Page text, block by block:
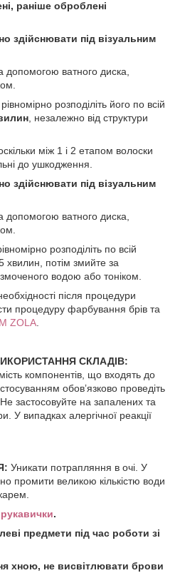
раніше оброблені
здійснювати під візуальним
допомогою ватного диска,
рівномірно розподіліть його по всій
, незалежно від структури
між 1 і 2 етапом волоски
до ушкодження.
здійснювати під візуальним
допомогою ватного диска,
розподіліть по всій
хвилин, потім змийте за
водою або тоніком.
після процедури
процедуру фарбування брів та
ZOLA.
СКЛАДІВ:
компонентів, що входять до
обовʼязково проведіть
застосовуйте на запалених та
У випадках алергічної реакції
Уникати потрапляння в очі. У
промити великою кількістю води
.
предмети під час роботи зі
хною, не висвітлювати брови